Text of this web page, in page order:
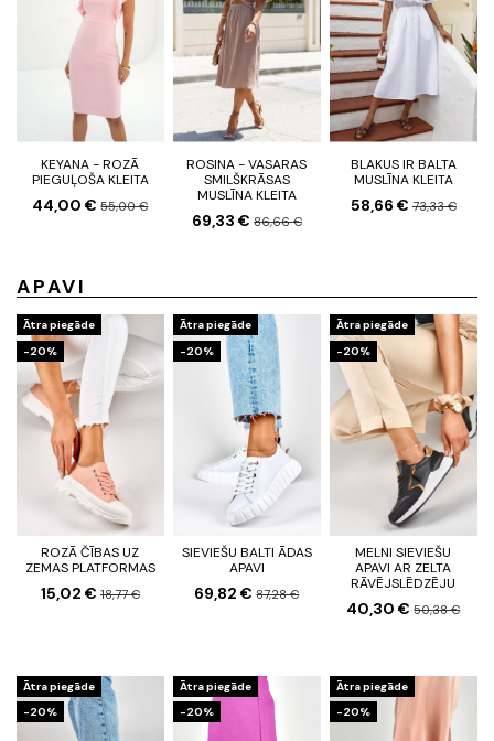
KEYANA - ROZĀ
PIEGUĻOŠA KLEITA
44,00 €55,00 €
ROSINA - VASARAS
SMILŠKRĀSAS
MUSLĪNA KLEITA
69,33 € 86,66 €
BLAKUS IR BALTA
MUSLĪNA KLEITA
58,66 € 73,33 €
APAVI
Ātra piegāde
-20%
ROZĀ ČĪBAS UZ
ZEMAS PLATFORMAS
15,02 € 18,77 €
Ātra piegāde
-20%
SIEVIEŠU BALTI ĀDAS
APAVI
69,82 €87,28 €
Ātra piegāde
-20%
MELNI SIEVIEŠU
APAVI AR ZELTA
RĀVĒJSLĒDZĒJU
40,30 €50,38 €
Ātra piegāde
-20%
Ātra piegāde
-20%
Ātra piegāde
-20%